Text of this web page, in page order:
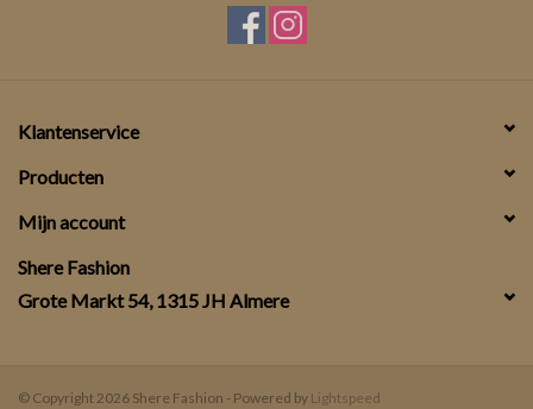
Klantenservice
Producten
Mijn account
Shere Fashion
Grote Markt 54, 1315 JH Almere
© Copyright 2026 Shere Fashion - Powered by Lightspeed